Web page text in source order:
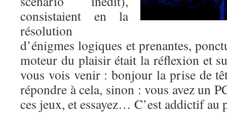
consistaient en la
résolution
d’énigmes logiques et prenantes,
moteur du plaisir était la réflexion et
vous vois venir : bonjour la prise de
répondre à cela, sinon : vous avez un
ces jeux, et essayez… C’est addictif au